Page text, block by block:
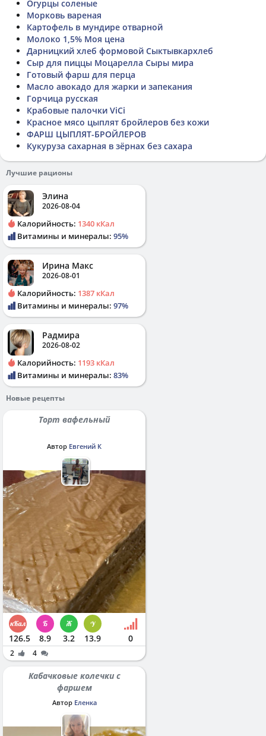
Огурцы соленые
Морковь вареная
Картофель в мундире отварной
Молоко 1,5% Моя цена
Дарницкий хлеб формовой Сыктывкархлеб
Сыр для пиццы Моцарелла Сыры мира
Готовый фарш для перца
Масло авокадо для жарки и запекания
Горчица русская
Крабовые палочки ViCi
Красное мясо цыплят бройлеров без кожи
ФАРШ ЦЫПЛЯТ-БРОЙЛЕРОВ
Кукуруза сахарная в зёрнах без сахара
Лучшие рационы
Элина
2026-08-04
Калорийность: 1340 кКал
Витамины и минералы: 95%
Ирина Макс
2026-08-01
Калорийность: 1387 кКал
Витамины и минералы: 97%
Радмира
2026-08-02
Калорийность: 1193 кКал
Витамины и минералы: 83%
Новые рецепты
Торт вафельный
Автор Евгений К
126.5 8.9 3.2 13.9 0
2 4
Кабачковые колечки с
фаршем
Автор Еленка